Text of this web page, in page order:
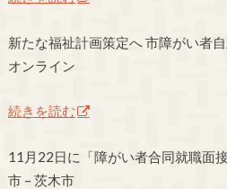
新たな福祉計画策定へ 市障がい者
オンライン
続きを読む
11月22日に「障がい者合同就職面
市 – 茨木市